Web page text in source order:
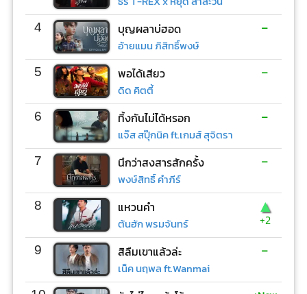
4 บุญผลาบ่ฮอด
อ้ายแมน ภิสิทธิ์พงษ์
-
5 พอได้เสียว
ดิด คิตตี้
-
6 ทิ้งกันไม่ได้หรอก
แจ๊ส สปุ๊กนิค ft.เกมส์ สุจิตรา
-
7 นึกว่าสงสารสักครั้ง
พงษ์สิทธิ์ คำภีร์
-
8 แหวนคำ
ต้นฮัก พรมจันทร์
▲
+2
9 สิลืมเขาแล้วล่ะ
เน็ค นฤพล ft.Wanmai
-